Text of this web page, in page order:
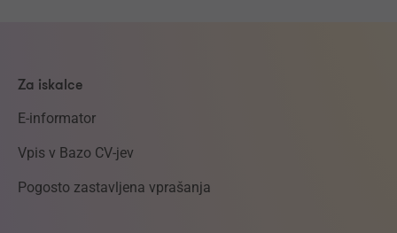
Za iskalce
E-informator
Vpis v Bazo CV-jev
Pogosto zastavljena vprašanja